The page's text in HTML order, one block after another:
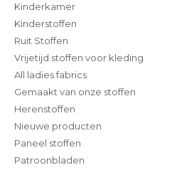
Kinderkamer
Kinderstoffen
Ruit Stoffen
Vrijetijd stoffen voor kleding
All ladies fabrics
Gemaakt van onze stoffen
Herenstoffen
Nieuwe producten
Paneel stoffen
Patroonbladen